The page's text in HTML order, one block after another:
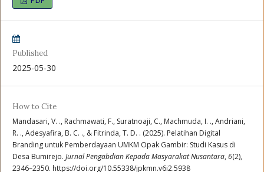
Published
2025-05-30
How to Cite
Mandasari, V. ., Rachmawati, F., Suratnoaji, C., Machmuda, I. ., Andriani,
R. ., Adesyafira, B. C. ., & Fitrinda, T. D. . (2025). Pelatihan Digital
Branding untuk Pemberdayaan UMKM Opak Gambir: Studi Kasus di
Desa Bumirejo. Jurnal Pengabdian Kepada Masyarakat Nusantara, 6(2),
2346–2350. https://doi.org/10.55338/jpkmn.v6i2.5938